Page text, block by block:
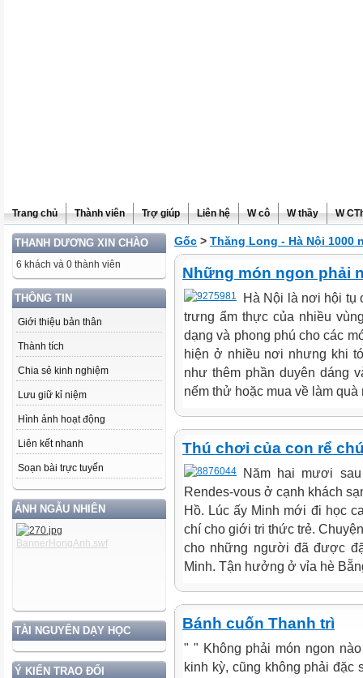
Trang chủ Thành viên Trợ giúp Liên hệ W cô W thầy W
THANH DƯƠNG XIN CHÀO
6 khách và 0 thành viên
THÔNG TIN
Giới thiệu bản thân
Thành tích
Chia sẻ kinh nghiệm
Lưu giữ kỉ niệm
Hình ảnh hoạt động
Liên kết nhanh
Soạn bài trực tuyến
ẢNH NGẪU NHIÊN
TÀI NGUYÊN DẠY HỌC
Ý KIẾN TRAO ĐỔI
Gốc > Thăng Long - Hà Nội 1000
Những món ngon phải
Hà Nội là nơi hội tụ
trưng ẩm thực của nhiều
dạng và phong phú cho các
hiện ở nhiều nơi nhưng khi
như thêm phần duyên dáng
nếm thử hoặc mua về làm quà
Thú chơi của con rể
Năm hai mươi
Rendes-vous ở cạnh khách
Hồ. Lúc ấy Minh mới đi học
chí cho giới tri thức trẻ.
cho những người đã được
Minh. Tận hưởng ở vỉa hè
Bánh cuốn Thanh trì
" " Không phải món ngon
kinh kỳ, cũng không phải đặc